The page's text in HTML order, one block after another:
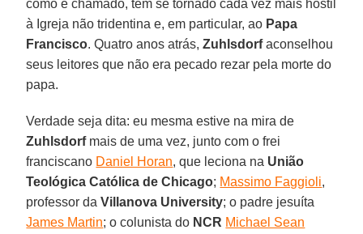
como é chamado, tem se tornado cada vez mais hostil
à Igreja não tridentina e, em particular, ao Papa
Francisco. Quatro anos atrás,Zuhlsdorfaconselhou
seus leitores que não era pecado rezar pela morte do
papa.
Verdade seja dita: eu mesma estive na mira de
Zuhlsdorfmais de uma vez, junto com o frei
franciscano Daniel Horan, que leciona na União
Teológica Católica de Chicago; Massimo Faggioli,
professor daVillanova University; o padre jesuíta
James Martin; o colunista do NCR Michael Sean